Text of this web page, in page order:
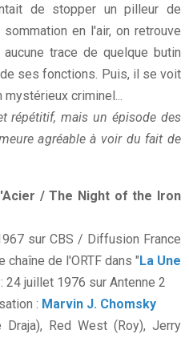
de stopper un pilleur de
en l'air, on retrouve
trace de quelque butin
ses fonctions. Puis, il se voit
criminel...
répétitif, mais un épisode des
agréable à voir du fait de
/ The Night of the Iron
sur CBS / Diffusion France
chaîne de l'ORTF dans "La Une
juillet 1976 sur Antenne 2
: Marvin J. Chomsky
Red West (Roy), Jerry